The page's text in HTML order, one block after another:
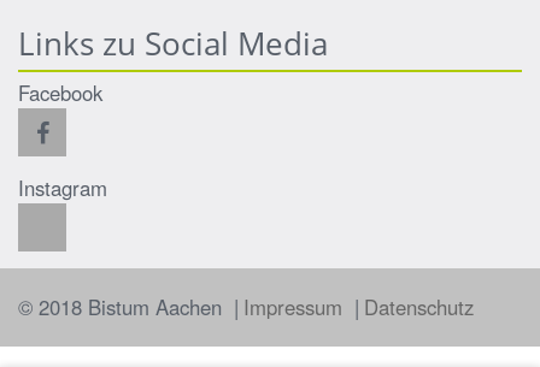
Links zu Social Media
Facebook
Instagram
© 2018 Bistum Aachen Impressum Datenschutz